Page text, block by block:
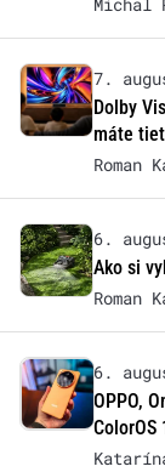
Michal
7.
Dolby
máte
Roman
6.
Ako si
Roman
6.
OPPO,